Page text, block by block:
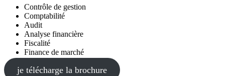
Contrôle de gestion
Comptabilité
Audit
Analyse financière
Fiscalité
Finance de marché
je télécharge la brochure